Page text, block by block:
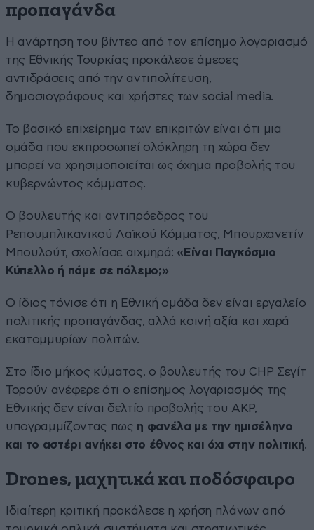
προπαγάνδα
Η ανάρτηση του βίντεο από τον επίσημο λογαριασμό
της Εθνικής Τουρκίας προκάλεσε άμεσες
αντιδράσεις από την αντιπολίτευση,
δημοσιογράφους και χρήστες των social media.
Το βασικό επιχείρημα των επικριτών είναι ότι μια
ομάδα που εκπροσωπεί ολόκληρη τη χώρα δεν
μπορεί να χρησιμοποιείται ως όχημα προβολής του
κυβερνώντος κόμματος.
Ο βουλευτής και αντιπρόεδρος του
Ρεπουμπλικανικού Λαϊκού Κόμματος, Μπουρχανετίν
Μπουλούτ, σχολίασε αιχμηρά: «Είναι Παγκόσμιο
Κύπελλο ή πάμε σε πόλεμο;»
Ο ίδιος τόνισε ότι η Εθνική ομάδα δεν είναι εργαλείο
πολιτικής προπαγάνδας, αλλά κοινή αξία και χαρά
εκατομμυρίων πολιτών.
Στο ίδιο μήκος κύματος, ο βουλευτής του CHP Σεγίτ
Τορούν ανέφερε ότι ο επίσημος λογαριασμός της
Εθνικής δεν είναι δελτίο προβολής του AKP,
υπογραμμίζοντας πως η φανέλα με την ημισέληνο
και το αστέρι ανήκει στο έθνος και όχι στην πολιτική.
Drones, μαχητικά και ποδόσφαιρο
Ιδιαίτερη κριτική προκάλεσε η χρήση πλάνων από